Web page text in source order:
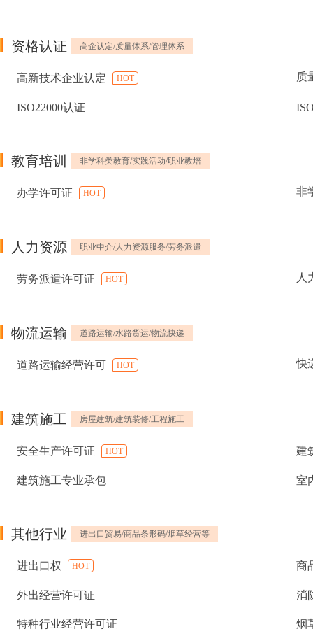
资格认证 高企认定/质量体系/管理体系
高新技术企业认定 HOT 质
ISO22000认证
教育培训 非学科类教育/实践活动/职业教培
办学许可证 HOT 非
人力资源 职业中介/人力资源服务/劳务派遣
劳务派遣许可证 HOT 人
物流运输 道路运输/水路货运/物流快递
道路运输经营许可 HOT 快
建筑施工 房屋建筑/建筑装修/工程施工
安全生产许可证 HOT 建
建筑施工专业承包 室
其他行业 进出口贸易/商品条形码/烟草经营等
进出口权 HOT 商
外出经营许可证 消
特种行业经营许可证 烟